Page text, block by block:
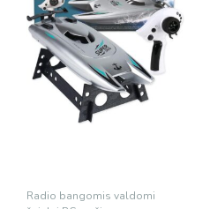
Radio bangomis valdomi